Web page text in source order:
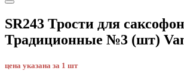
SR243 Трости для
Традиционные №3 (шт)
цена указана за 1 шт